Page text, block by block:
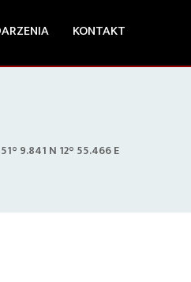
KONTAKT
51° 9.841 N 12° 55.466 E